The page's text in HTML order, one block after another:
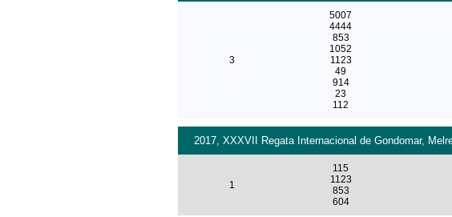
3
5007
4444
853
1052
1123
49
914
23
112
2017, XXXVII Regata Internacional de Gondomar,
1
115
1123
853
604